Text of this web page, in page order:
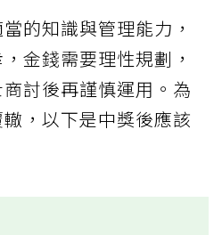
的知識與管理能力，
金錢需要理性規劃，
討後再謹慎運用。為
，以下是中獎後應該